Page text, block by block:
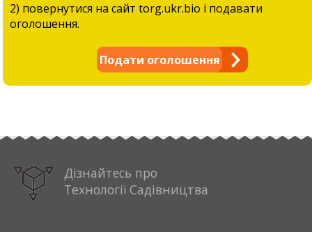
2) повернутися на сайт torg.ukr.bio і подавати
оголошення.
Подати оголошення
Дізнайтесь про
Технології Садівництва